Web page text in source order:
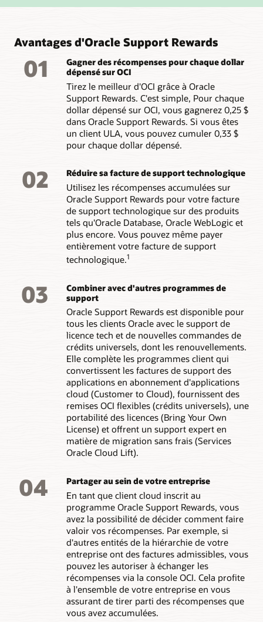
Avantages d'Oracle Support Rewards
01
Gagner des récompenses pour chaque dollar
dépensé sur OCI
Tirez le meilleur d'OCI grâce à Oracle
Support Rewards. C'est simple, Pour chaque
dollar dépensé sur OCI, vous gagnerez 0,25 $
dans Oracle Support Rewards. Si vous êtes
un client ULA, vous pouvez cumuler 0,33 $
pour chaque dollar dépensé.
02 Réduire sa facture de support technologique
Utilisez les récompenses accumulées sur
Oracle Support Rewards pour votre facture
de support technologique sur des produits
tels qu'Oracle Database, Oracle WebLogic et
plus encore. Vous pouvez même payer
entièrement votre facture de support
technologique.1
03
Combiner avec d'autres programmes de
support
Oracle Support Rewards est disponible pour
tous les clients Oracle avec le support de
licence tech et de nouvelles commandes de
crédits universels, dont les renouvellements.
Elle complète les programmes client qui
convertissent les factures de support des
applications en abonnement d'applications
cloud (Customer to Cloud), fournissent des
remises OCI flexibles (crédits universels), une
portabilité des licences (Bring Your Own
License) et offrent un support expert en
matière de migration sans frais (Services
Oracle Cloud Lift).
04 Partager au sein de votre entreprise
En tant que client cloud inscrit au
programme Oracle Support Rewards, vous
avez la possibilité de décider comment faire
valoir vos récompenses. Par exemple, si
d'autres entités de la hiérarchie de votre
entreprise ont des factures admissibles, vous
pouvez les autoriser à échanger les
récompenses via la console OCI. Cela profite
à l'ensemble de votre entreprise en vous
assurant de tirer parti des récompenses que
vous avez accumulées.